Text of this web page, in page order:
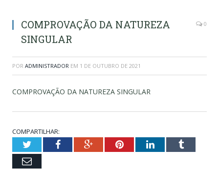
COMPROVAÇÃO DA NATUREZA
SINGULAR
0
POR ADMINISTRADOR EM 1 DE OUTUBRO DE 2021
COMPROVAÇÃO DA NATUREZA SINGULAR
COMPARTILHAR:
TwitterFacebookGoogle+PinterestLinkedInTumblr
Email